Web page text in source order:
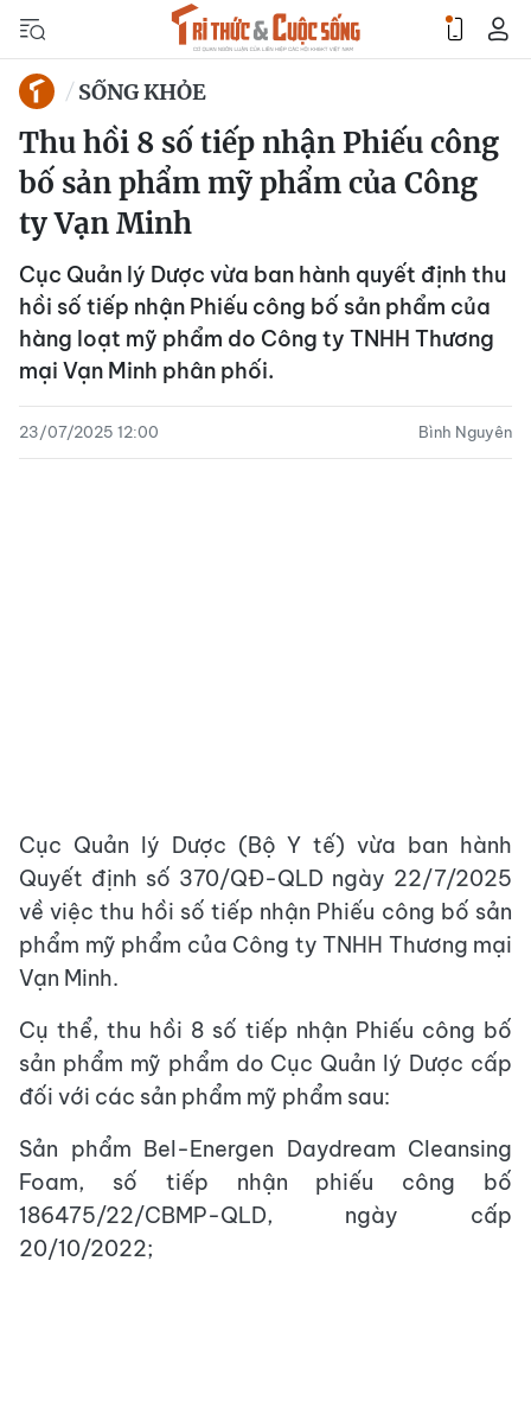
SỐNG KHỎE
Thu hồi 8 số tiếp nhận Phiếu công
bố sản phẩm mỹ phẩm của Công
ty Vạn Minh
Cục Quản lý Dược vừa ban hành quyết định thu
hồi số tiếp nhận Phiếu công bố sản phẩm của
hàng loạt mỹ phẩm do Công ty TNHH Thương
mại Vạn Minh phân phối.
23/07/2025 12:00 Bình Nguyên
Cục Quản lý Dược (Bộ Y tế) vừa ban hành
Quyết định số 370/QĐ-QLD ngày 22/7/2025
về việc thu hồi số tiếp nhận Phiếu công bố sản
phẩm mỹ phẩm của Công ty TNHH Thương mại
Vạn Minh.
Cụ thể, thu hồi 8 số tiếp nhận Phiếu công bố
sản phẩm mỹ phẩm do Cục Quản lý Dược cấp
đối với các sản phẩm mỹ phẩm sau:
Sản phẩm Bel-Energen Daydream Cleansing
Foam, số tiếp nhận phiếu công bố
186475/22/CBMP-QLD, ngày cấp
20/10/2022;